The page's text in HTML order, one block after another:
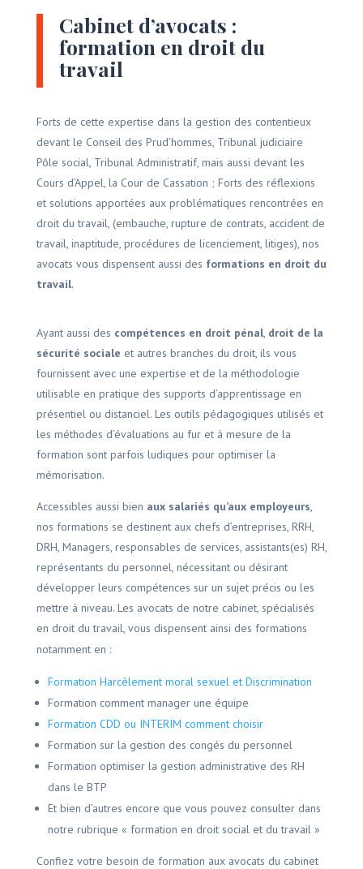
Cabinet d’avocats :
formation en droit du
travail
Forts de cette expertise dans la gestion des contentieux
devant le Conseil des Prud’hommes, Tribunal judiciaire
Pôle social, Tribunal Administratif, mais aussi devant les
Cours d’Appel, la Cour de Cassation ; Forts des réflexions
et solutions apportées aux problématiques rencontrées en
droit du travail, (embauche, rupture de contrats, accident de
travail, inaptitude, procédures de licenciement, litiges), nos
avocats vous dispensent aussi des formations en droit du
travail.
Ayant aussi des compétences en droit pénal, droit de la
sécurité sociale et autres branches du droit, ils vous
fournissent avec une expertise et de la méthodologie
utilisable en pratique des supports d’apprentissage en
présentiel ou distanciel. Les outils pédagogiques utilisés et
les méthodes d’évaluations au fur et à mesure de la
formation sont parfois ludiques pour optimiser la
mémorisation.
Accessibles aussi bien aux salariés qu’aux employeurs,
nos formations se destinent aux chefs d’entreprises, RRH,
DRH, Managers, responsables de services, assistants(es) RH,
représentants du personnel, nécessitant ou désirant
développer leurs compétences sur un sujet précis ou les
mettre à niveau. Les avocats de notre cabinet, spécialisés
en droit du travail, vous dispensent ainsi des formations
notamment en :
Formation Harcèlement moral sexuel et Discrimination
Formation comment manager une équipe
Formation CDD ou INTERIM comment choisir
Formation sur la gestion des congés du personnel
Formation optimiser la gestion administrative des RH
dans le BTP
Et bien d’autres encore que vous pouvez consulter dans
notre rubrique « formation en droit social et du travail »
Confiez votre besoin de formation aux avocats du cabinet